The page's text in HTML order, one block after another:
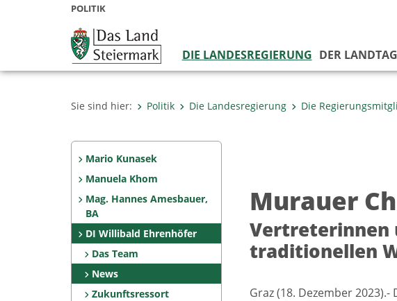
POLITIK
DIE LANDESREGIERUNG DER LANDTAG
Sie sind hier: Politik Die Landesregierung Die
Mario Kunasek
Manuela Khom
Mag. Hannes Amesbauer,
BA
DI Willibald Ehrenhöfer
Das Team
News
Zukunftsressort
Murauer
Vertreterinnen
traditionellen
Graz (18. Dezember